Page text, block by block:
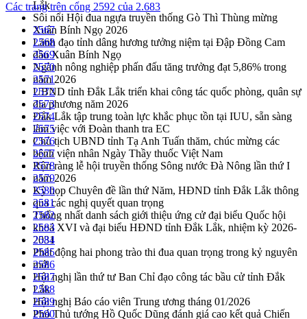
Lắk
Sôi nổi Hội đua ngựa truyền thống Gò Thì Thùng mừng
Xuân Bính Ngọ 2026
Lãnh đạo tỉnh dâng hương tưởng niệm tại Đập Đồng Cam
đầu Xuân Bính Ngọ
Ngành nông nghiệp phấn đấu tăng trưởng đạt 5,86% trong
năm 2026
UBND tỉnh Đắk Lắk triển khai công tác quốc phòng, quân sự
địa phương năm 2026
Đắk Lắk tập trung toàn lực khắc phục tồn tại IUU, sẵn sàng
làm việc với Đoàn thanh tra EC
Chủ tịch UBND tỉnh Tạ Anh Tuấn thăm, chúc mừng các
bệnh viện nhân Ngày Thầy thuốc Việt Nam
Rộn ràng lễ hội truyền thống Sông nước Đà Nông lần thứ I
năm 2026
Kỳ họp Chuyên đề lần thứ Năm, HĐND tỉnh Đắk Lắk thông
qua các nghị quyết quan trọng
Thống nhất danh sách giới thiệu ứng cử đại biểu Quốc hội
khoá XVI và đại biểu HĐND tỉnh Đắk Lắk, nhiệm kỳ 2026-
2031
Phát động hai phong trào thi đua quan trọng trong kỷ nguyên
mới
Hội nghị lần thứ tư Ban Chỉ đạo công tác bầu cử tỉnh Đắk
Lắk
Hội nghị Báo cáo viên Trung ương tháng 01/2026
Phó Thủ tướng Hồ Quốc Dũng đánh giá cao kết quả Chiến
Các trang trên cổng 2592 của 2.683
2567
2568
2569
2570
2571
2572
2573
2574
2575
2576
2577
2578
2579
2580
2581
2582
2583
2584
2585
2586
2587
2588
2589
2590